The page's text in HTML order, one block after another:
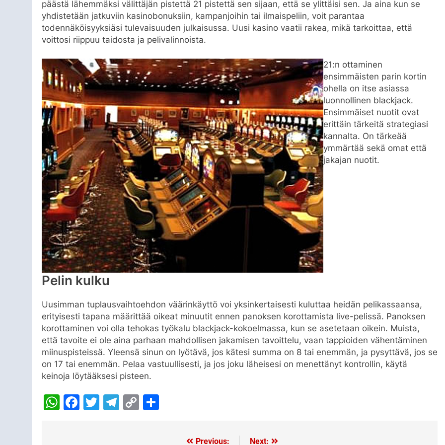
päästä lähemmäksi välittäjän pistettä 21 pistettä sen sijaan, että se ylittäisi sen. Ja aina kun se
yhdistetään jatkuviin kasinobonuksiin, kampanjoihin tai ilmaispeliin, voit parantaa
todennäköisyyksiäsi tulevaisuuden julkaisussa. Uusi kasino vaatii rakea, mikä tarkoittaa, että
voittosi riippuu taidosta ja pelivalinnoista.
21:n ottaminen
ensimmäisten parin kortin
ohella on itse asiassa
luonnollinen blackjack.
Ensimmäiset nuotit ovat
erittäin tärkeitä strategiasi
kannalta. On tärkeää
ymmärtää sekä omat että
jakajan nuotit.
Pelin kulku
Uusimman tuplausvaihtoehdon väärinkäyttö voi yksinkertaisesti kuluttaa heidän pelikassaansa,
erityisesti tapana määrittää oikeat minuutit ennen panoksen korottamista live-pelissä. Panoksen
korottaminen voi olla tehokas työkalu blackjack-kokoelmassa, kun se asetetaan oikein. Muista,
että tavoite ei ole aina parhaan mahdollisen jakamisen tavoittelu, vaan tappioiden vähentäminen
miinuspisteissä. Yleensä sinun on lyötävä, jos kätesi summa on 8 tai enemmän, ja pysyttävä, jos se
on 17 tai enemmän. Pelaa vastuullisesti, ja jos joku läheisesi on menettänyt kontrollin, käytä
keinoja löytääksesi pisteen.
WhatsApp
Facebook
Twitter
Telegram
Copy
Previous: Next: